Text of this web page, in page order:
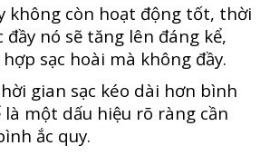
không còn hoạt động tốt, thời
đầy nó sẽ tăng lên đáng kể,
sạc hoài mà không đầy.
gian sạc kéo dài hơn bình
một dấu hiệu rõ ràng cần
ắc quy.